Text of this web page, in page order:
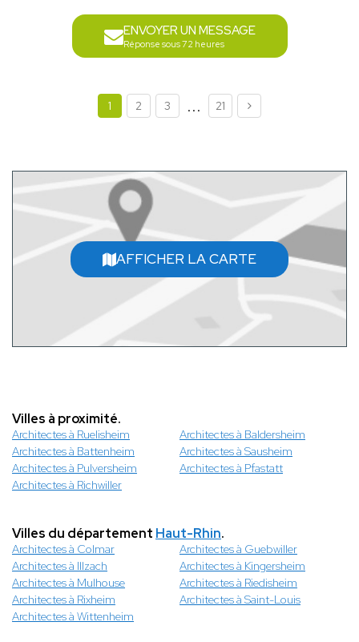
ENVOYER UN MESSAGE
Réponse sous 72 heures
1 2 3 ... 21
AFFICHER LA CARTE
Villes à proximité.
Architectes à Ruelisheim
Architectes à Baldersheim
Architectes à Battenheim
Architectes à Sausheim
Architectes à Pulversheim
Architectes à Pfastatt
Architectes à Richwiller
Villes du département Haut-Rhin.
Architectes à Colmar
Architectes à Guebwiller
Architectes à Illzach
Architectes à Kingersheim
Architectes à Mulhouse
Architectes à Riedisheim
Architectes à Rixheim
Architectes à Saint-Louis
Architectes à Wittenheim